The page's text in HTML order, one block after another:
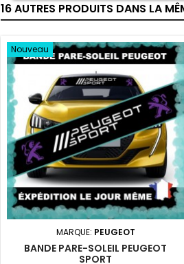
16 AUTRES PRODUITS DANS LA
Nouveau
MARQUE: PEUGEOT
BANDE PARE-SOLEIL PEUGEOT
SPORT